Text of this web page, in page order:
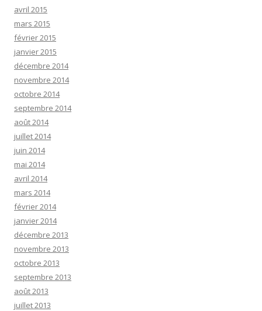
avril 2015
mars 2015
février 2015
janvier 2015
décembre 2014
novembre 2014
octobre 2014
septembre 2014
août 2014
juillet 2014
juin 2014
mai 2014
avril 2014
mars 2014
février 2014
janvier 2014
décembre 2013
novembre 2013
octobre 2013
septembre 2013
août 2013
juillet 2013